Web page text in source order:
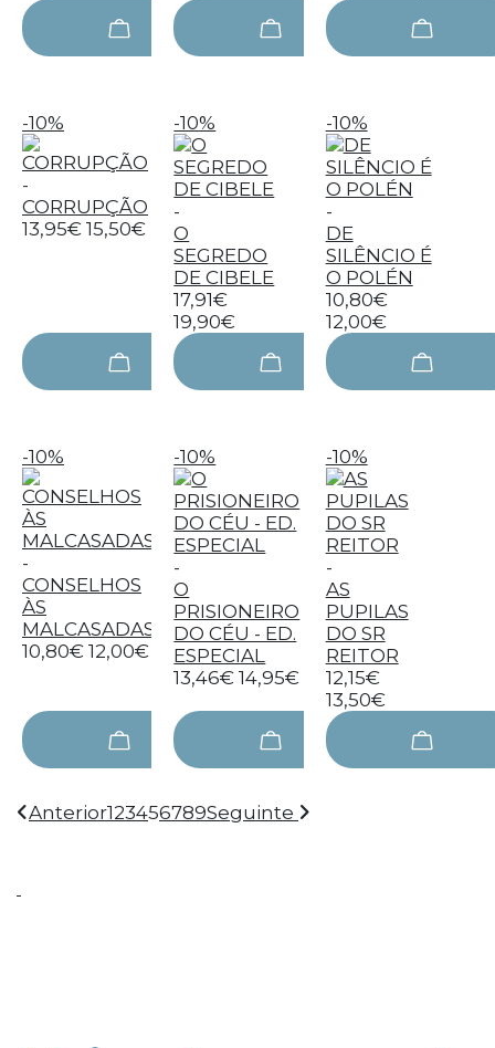
-10%
-
CORRUPÇÃO
13,95€ 15,50€
-10%
-
O
SEGREDO
DE CIBELE
17,91€
19,90€
-10%
-
DE
SILÊNCIO É
O POLÉN
10,80€
12,00€
-10%
-
CONSELHOS
ÀS
MALCASADAS
10,80€ 12,00€
-10%
-
O
PRISIONEIRO
DO CÉU - ED.
ESPECIAL
13,46€ 14,95€
-10%
-
AS
PUPILAS
DO SR
REITOR
12,15€
13,50€
Anterior123456789Seguinte